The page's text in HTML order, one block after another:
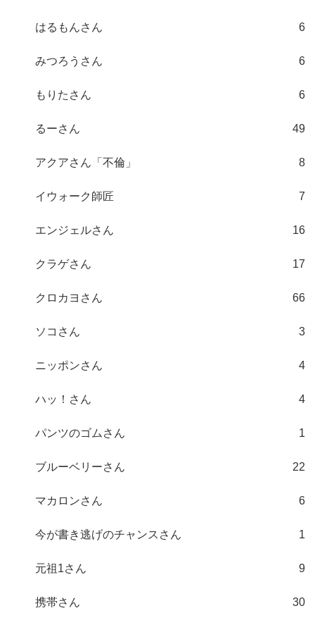
はるもんさん 6
みつろうさん 6
もりたさん 6
るーさん 49
アクアさん「不倫」 8
イウォーク師匠 7
エンジェルさん 16
クラゲさん 17
クロカヨさん 66
ソコさん 3
ニッポンさん 4
ハッ！さん 4
パンツのゴムさん 1
ブルーベリーさん 22
マカロンさん 6
今が書き逃げのチャンスさん 1
元祖1さん 9
携帯さん 30